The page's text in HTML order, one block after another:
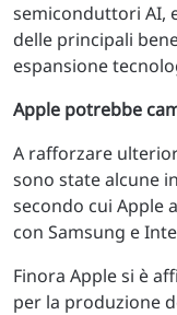
semiconduttori AI,
delle principali
espansione
Apple potrebbe
A rafforzare
sono state alcune
secondo cui Apple
con Samsung e
Finora Apple si è
per la produzione